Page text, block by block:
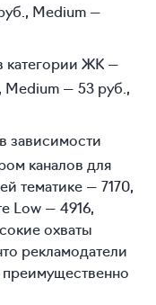
Medium —
категории ЖК —
Medium — 53 руб.,
зависимости
каналов для
тематике — 7170,
Low — 4916,
охваты
рекламодатели